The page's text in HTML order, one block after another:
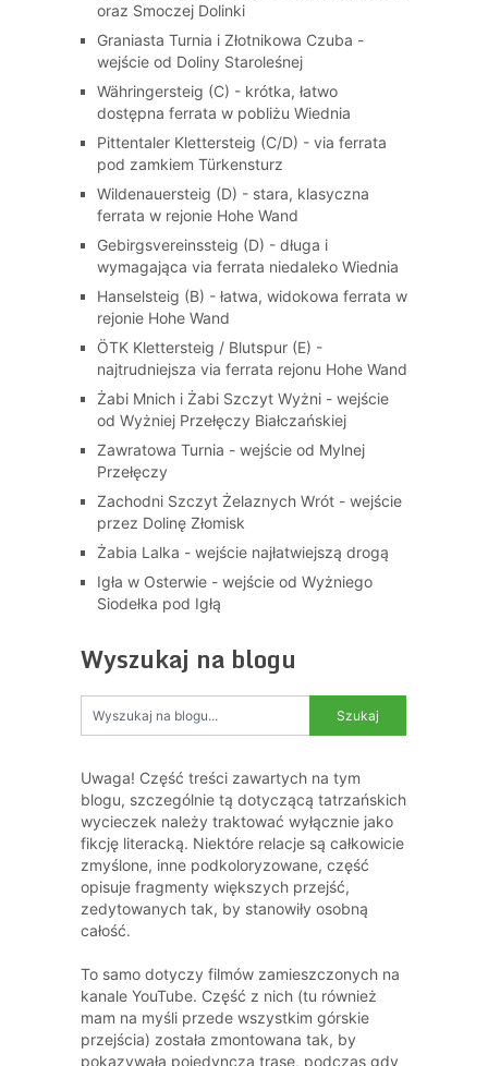
oraz Smoczej Dolinki
Graniasta Turnia i Złotnikowa Czuba -
wejście od Doliny Staroleśnej
Währingersteig (C) - krótka, łatwo
dostępna ferrata w pobliżu Wiednia
Pittentaler Klettersteig (C/D) - via ferrata
pod zamkiem Türkensturz
Wildenauersteig (D) - stara, klasyczna
ferrata w rejonie Hohe Wand
Gebirgsvereinssteig (D) - długa i
wymagająca via ferrata niedaleko Wiednia
Hanselsteig (B) - łatwa, widokowa ferrata w
rejonie Hohe Wand
ÖTK Klettersteig / Blutspur (E) -
najtrudniejsza via ferrata rejonu Hohe Wand
Żabi Mnich i Żabi Szczyt Wyżni - wejście
od Wyżniej Przełęczy Białczańskiej
Zawratowa Turnia - wejście od Mylnej
Przełęczy
Zachodni Szczyt Żelaznych Wrót - wejście
przez Dolinę Złomisk
Żabia Lalka - wejście najłatwiejszą drogą
Igła w Osterwie - wejście od Wyżniego
Siodełka pod Igłą
Wyszukaj na blogu
Uwaga! Część treści zawartych na tym
blogu, szczególnie tą dotyczącą tatrzańskich
wycieczek należy traktować wyłącznie jako
fikcję literacką. Niektóre relacje są całkowicie
zmyślone, inne podkoloryzowane, część
opisuje fragmenty większych przejść,
zedytowanych tak, by stanowiły osobną
całość.
To samo dotyczy filmów zamieszczonych na
kanale YouTube. Część z nich (tu również
mam na myśli przede wszystkim górskie
przejścia) została zmontowana tak, by
pokazywała pojedynczą trasę, podczas gdy